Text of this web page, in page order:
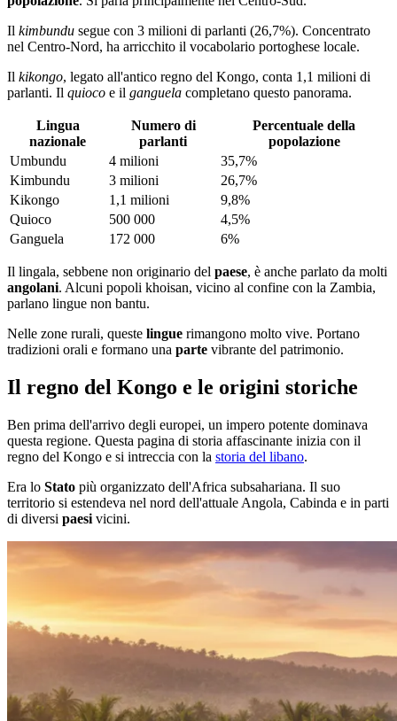
Il kimbundu segue con 3 milioni di parlanti (26,7%). Concentrato
nel Centro-Nord, ha arricchito il vocabolario portoghese locale.
Il kikongo, legato all'antico regno del Kongo, conta 1,1 milioni di
parlanti. Il quioco e il ganguela completano questo panorama.
Lingua
nazionale
Numero di
parlanti
Percentuale della
popolazione
Umbundu
4 milioni
35,7%
Kimbundu
3 milioni
26,7%
Kikongo
1,1 milioni
9,8%
Quioco
500 000
4,5%
Ganguela
172 000 6%
Il lingala, sebbene non originario del paese, è anche parlato da molti
angolani. Alcuni popoli khoisan, vicino al confine con la Zambia,
parlano lingue non bantu.
Nelle zone rurali, queste lingue rimangono molto vive. Portano
tradizioni orali e formano una parte vibrante del patrimonio.
Il regno del Kongo e le origini storiche
Ben prima dell'arrivo degli europei, un impero potente dominava
questa regione. Questa pagina di storia affascinante inizia con il
regno del Kongo e si intreccia con la storia del libano.
Era lo Stato più organizzato dell'Africa subsahariana. Il suo
territorio si estendeva nel nord dell'attuale Angola, Cabinda e in parti
di diversi paesi vicini.